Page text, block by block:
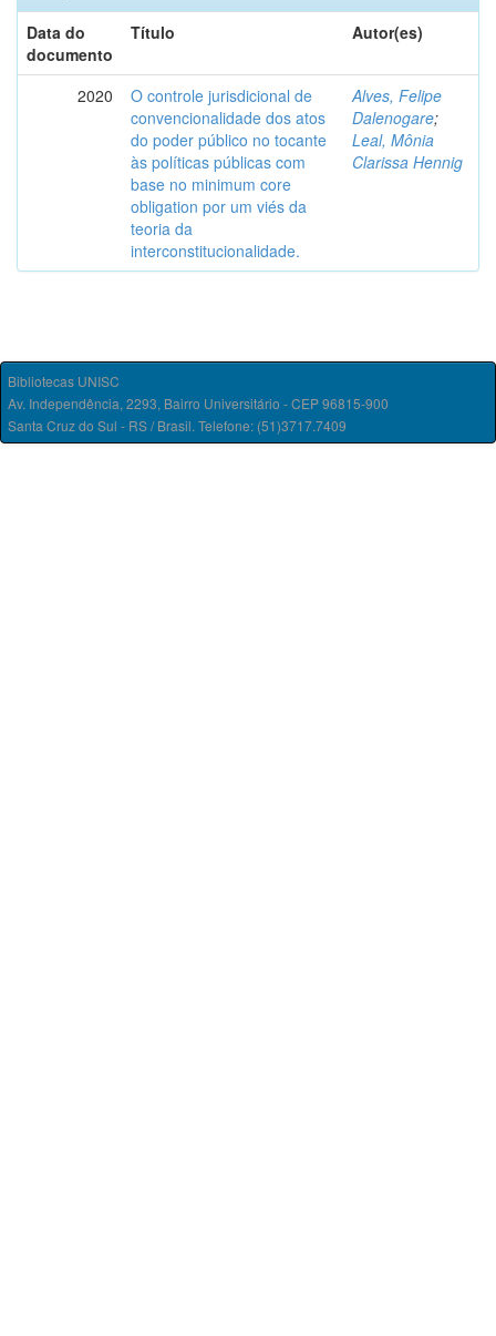
Data do
documento
Título Autor(es)
2020
O controle jurisdicional de
convencionalidade dos atos
do poder público no tocante
às políticas públicas com
base no minimum core
obligation por um viés da
teoria da
interconstitucionalidade.
Alves, Felipe
Dalenogare;
Leal, Mônia
Clarissa Hennig
Bibliotecas UNISC
Av. Independência, 2293, Bairro Universitário - CEP 96815-900
Santa Cruz do Sul - RS / Brasil. Telefone: (51)3717.7409